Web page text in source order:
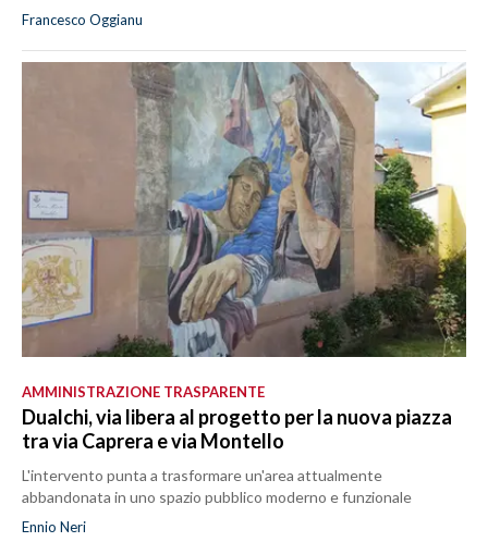
Francesco Oggianu
AMMINISTRAZIONE TRASPARENTE
Dualchi, via libera al progetto per la nuova piazza
tra via Caprera e via Montello
L'intervento punta a trasformare un'area attualmente
abbandonata in uno spazio pubblico moderno e funzionale
Ennio Neri